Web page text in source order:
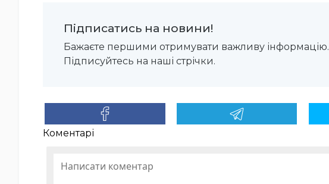
Підписатись на новини!
Бажаєте першими отримувати важливу інформацію.
Підписуйтесь на наші стрічки.
Коментарі